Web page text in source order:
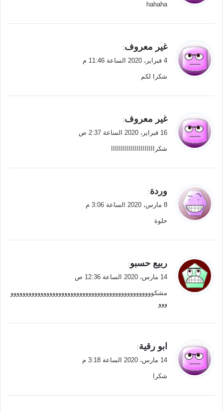
ل
hahaha
ي
ق
ل
غير معروف:
4 فبراير، 2020 الساعة 11:46 م
شكرا لكم
ي
ق
ل
غير معروف:
16 فبراير، 2020 الساعة 2:37 ص
شكراااااااااااااااااااااا
ي
ق
ل
وردة:
8 مارس، 2020 الساعة 3:06 م
حلوة
ق
ل
ربيع حسبو:
14 مارس، 2020 الساعة 12:36 ص
مشكوووووووووووووووووووووووووووووووووووووووووووووووو
ووو
ي
ق
ل
ابو رقية:
14 مارس، 2020 الساعة 3:18 م
شكرا